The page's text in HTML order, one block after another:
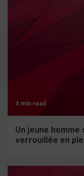
4 min read
Un jeune homme
verrouillée en